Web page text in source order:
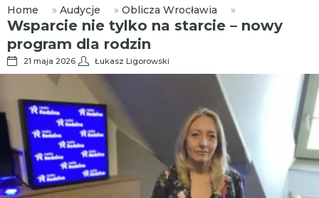
Home » Audycje » Oblicza Wrocławia »
Wsparcie nie tylko na starcie – nowy
program dla rodzin
21 maja 2026 Łukasz Ligorowski